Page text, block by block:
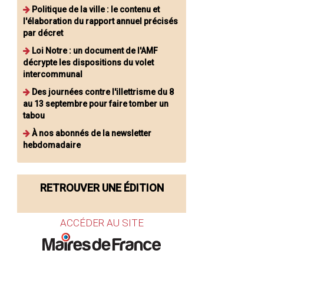
Politique de la ville : le contenu et
l'élaboration du rapport annuel précisés
par décret
Loi Notre : un document de l'AMF
décrypte les dispositions du volet
intercommunal
Des journées contre l'illettrisme du 8
au 13 septembre pour faire tomber un
tabou
À nos abonnés de la newsletter
hebdomadaire
RETROUVER UNE ÉDITION
ACCÉDER AU SITE